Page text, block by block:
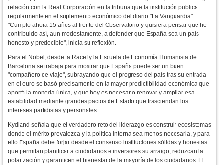
relación con la Real Corporación en la tribuna que la institución publica
regularmente en el suplemento económico del diario "La Vanguardia".
"Cumplo ahora 15 años al frente del Observatorio y quisiera pensar que he
contribuido así, aun modestamente, a defender que España sea un país
honesto y predecible", inicia su reflexión.
Para el Nobel, desde la Racef y la Escuela de Economía Humanista de
Barcelona se trabaja para mostrar que España puede ser un buen
"compañero de viaje", subrayando que el progreso del país tras su entrada
en el euro se basó precisamente en la mayor predictibilidad económica que
aportó la moneda única, y que hoy es necesario renovar y ampliar esa
estabilidad mediante grandes pactos de Estado que trasciendan los
intereses partidistas y personales.
Kydland señala que el verdadero reto del liderazgo es construir ecosistemas
donde el mérito prevalezca y la política interna sea menos necesaria, y para
ello España debe forjar desde el consenso instituciones sólidas y honestas
que permitan planificar a ciudadanos e inversores su arraigo, reduzcan la
polarización y garanticen el bienestar de la mayoría de los ciudadanos. El